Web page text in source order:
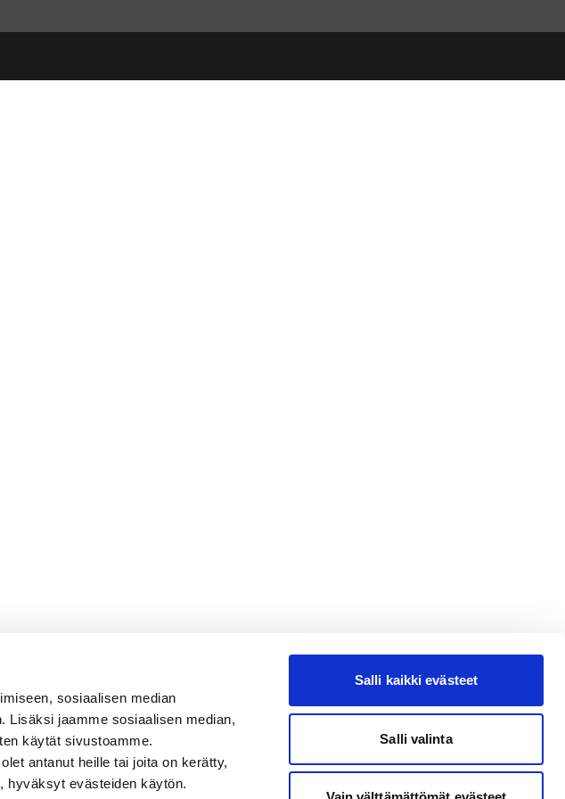
sosiaalisen median
Lisäksi jaamme sosiaalisen median,
käytät sivustoamme.
antanut heille tai joita on kerätty,
hyväksyt evästeiden käytön.
Salli kaikki evästeet
Salli valinta